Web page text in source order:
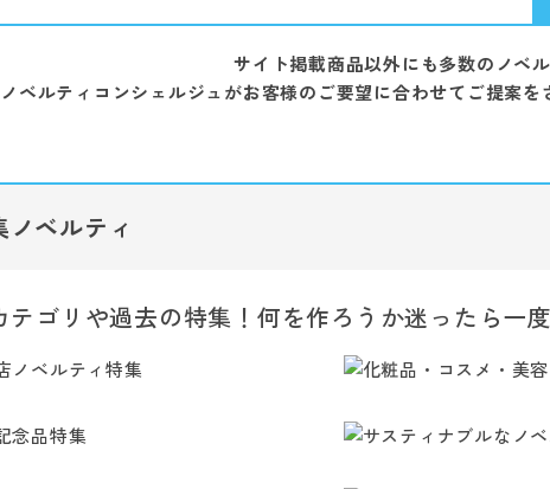
サイト掲載商品以外にも多数のノベ
ノベルティコンシェルジュがお客様のご要望に合わせてご提案
ノベルティ
テゴリや過去の特集！何を作ろうか迷ったら一